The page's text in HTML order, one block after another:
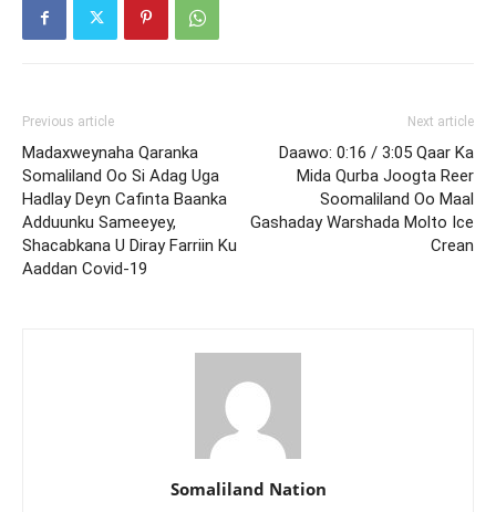
Previous article
Madaxweynaha Qaranka
Somaliland Oo Si Adag Uga
Hadlay Deyn Cafinta Baanka
Adduunku Sameeyey,
Shacabkana U Diray Farriin Ku
Aaddan Covid-19
Next article
Daawo: 0:16 / 3:05 Qaar Ka
Mida Qurba Joogta Reer
Soomaliland Oo Maal
Gashaday Warshada Molto Ice
Crean
Somaliland Nation